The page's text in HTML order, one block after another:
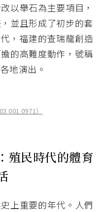
以舉石為主要項目，
並且形成了初步的套
，福建的查瑞龍創造
的高難度動作，號稱
地演出。
）
殖民時代的體育
上重要的年代。人們